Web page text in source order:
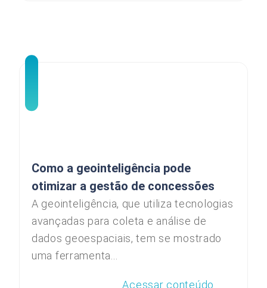
Como a geointeligência pode
otimizar a gestão de concessões
A geointeligência, que utiliza tecnologias
avançadas para coleta e análise de
dados geoespaciais, tem se mostrado
uma ferramenta...
Acessar conteúdo